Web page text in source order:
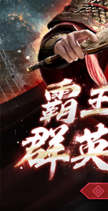
會員登入